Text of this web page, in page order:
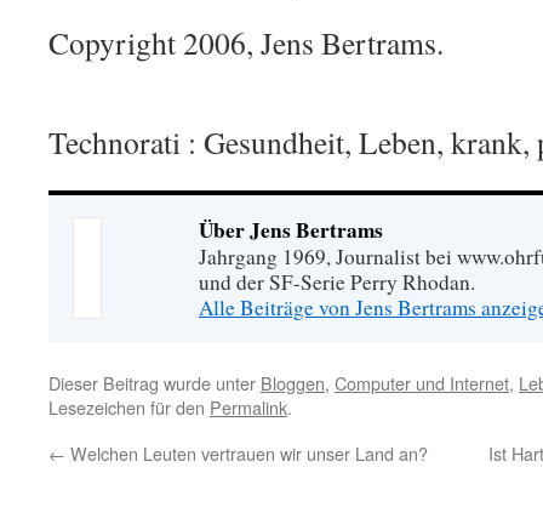
Copyright 2006, Jens Bertrams.
Technorati : Gesundheit, Leben, krank,
Über Jens Bertrams
Jahrgang 1969, Journalist bei
und der SF-Serie Perry Rhodan.
Alle Beiträge von Jens Bertrams
Dieser Beitrag wurde unter Bloggen, Computer und Internet,
Lesezeichen für den Permalink.
← Welchen Leuten vertrauen wir unser Land an? Ist